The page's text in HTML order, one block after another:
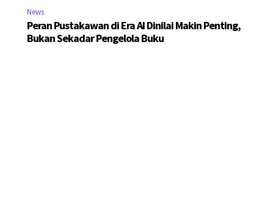
News
Peran Pustakawan di Era AI Dinilai Makin Penting,
Bukan Sekadar Pengelola Buku